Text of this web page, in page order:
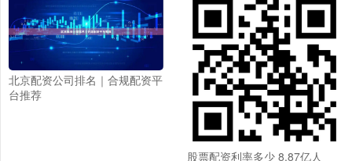
北京配资公司排名｜合规配资平
台推荐
股票配资利率多少 8.87亿人